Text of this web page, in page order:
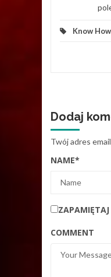
Know How
Dodaj
Twój adres
NAME*
ZAPAMIĘTAJ
COMMENT